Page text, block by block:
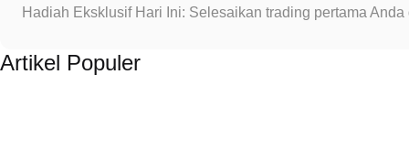
Hadiah Eksklusif Hari Ini: Selesaikan trading pertama
Artikel Populer